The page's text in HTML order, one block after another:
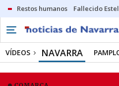
Restos humanos Fallecido
VÍDEOS NAVARRA